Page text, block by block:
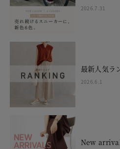
2026.7.31
最新人気
2026.6.1
New